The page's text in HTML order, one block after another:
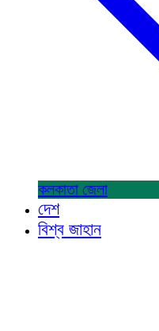
কলকাতা জেলা
দেশ
বিশ্ব জাহান